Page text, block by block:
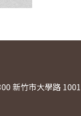
新竹市大學路